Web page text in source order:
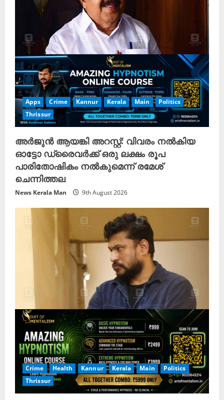
i
n
g Apps Crime Kannur Kerala Main
Politics
Thrissur
അർജുൻ ആയങ്കി അറസ്റ്റ്: വിവരം നൽകിയ
ഓട്ടോ ഡ്രൈവർക്ക് ഒരു ലക്ഷം രൂപ
പാരിതോഷികം നൽകുമെന്ന് രമേശ്
ചെന്നിത്തല
News Kerala Man 9th August 2026
Crime Health Kannur Kerala Main
Politics
Thrissur